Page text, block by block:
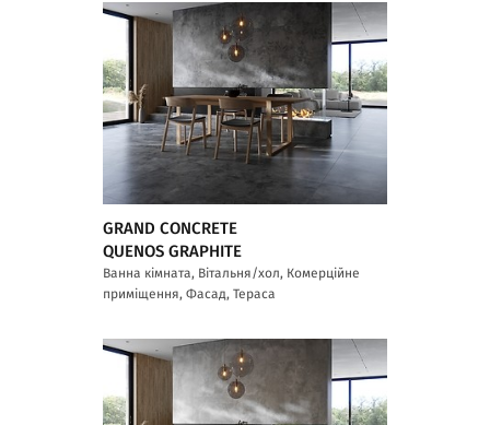
GRAND CONCRETE
QUENOS GRAPHITE
Ванна кімната, Вітальня/хол, Комерційне
приміщення, Фасад, Тераса